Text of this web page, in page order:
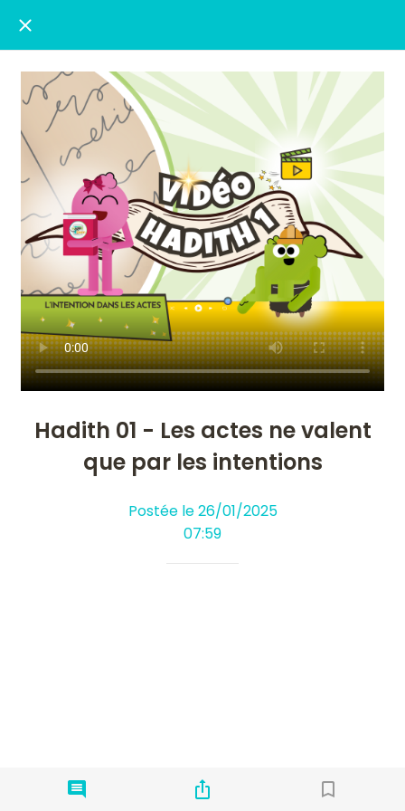
Hadith 01 - Les actes ne valent
que par les intentions
Postée le 26/01/2025
07:59